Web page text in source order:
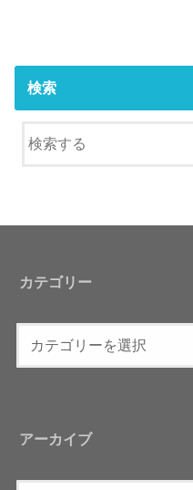
検索
カテゴリー
アーカイブ